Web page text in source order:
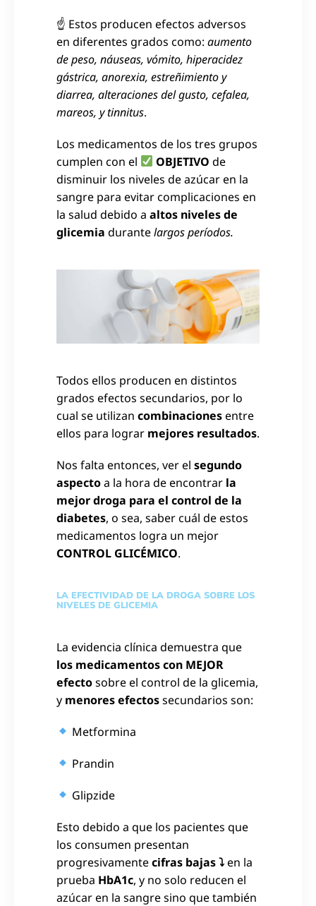
☝ Estos producen efectos adversos
en diferentes grados como: aumento
de peso, náuseas, vómito, hiperacidez
gástrica, anorexia, estreñimiento y
diarrea, alteraciones del gusto, cefalea,
mareos, y tinnitus.
Los medicamentos de los tres grupos
cumplen con el
OBJETIVO de
disminuir los niveles de azúcar en la
sangre para evitar complicaciones en
la salud debido a altos niveles de
glicemia durantelargos períodos.
Todos ellos producen en distintos
grados efectos secundarios, por lo
cual se utilizan combinacionesentre
ellos para lograr mejores resultados.
Nos falta entonces, ver el segundo
aspectoa la hora de encontrar la
mejor droga para el control de la
diabetes, o sea, saber cuál de estos
medicamentos logra un mejor
CONTROL GLICÉMICO.
LA EFECTIVIDAD DE LA DROGA SOBRE LOS
NIVELES DE GLICEMIA
La evidencia clínica demuestra que
los medicamentos con MEJOR
efectosobre el control de la glicemia,
y menores efectossecundarios son:
Metformina
Prandin
Glipzide
Esto debido a que los pacientes que
los consumen presentan
progresivamentecifras bajas ⤵en la
prueba HbA1c, y no solo reducen el
azúcar en la sangre sino que también